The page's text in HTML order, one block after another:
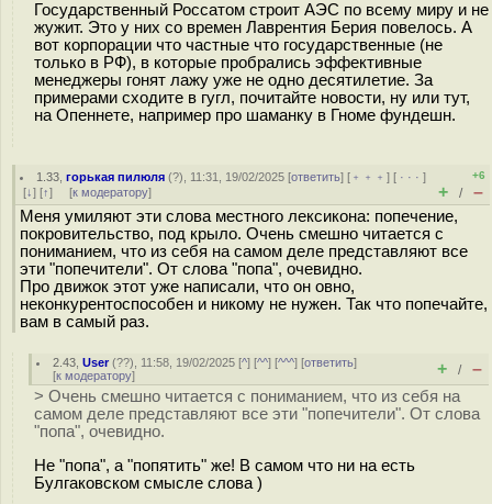
Государственный Россатом строит АЭС по всему миру и не
жужит. Это у них со времен Лаврентия Берия повелось. А
вот корпорации что частные что государственные (не
только в РФ), в которые пробрались эффективные
менеджеры гонят лажу уже не одно десятилетие. За
примерами сходите в гугл, почитайте новости, ну или тут,
на Опеннете, например про шаманку в Гноме фундешн.
1.33 ,горькая пилюля (?), 11:31, 19/02/2025 [ответить] [ ﹢﹢﹢] [ · · ·]
[↓] [↑] [к модератору]
+6
+ / –
Меня умиляют эти слова местного лексикона: попечение,
покровительство, под крыло. Очень смешно читается с
пониманием, что из себя на самом деле представляют все
эти "попечители". От слова "попа", очевидно.
Про движок этот уже написали, что он овно,
неконкурентоспособен и никому не нужен. Так что попечайте,
вам в самый раз.
2.43 ,User(??), 11:58, 19/02/2025 [^] [^^] [^^^] [ответить]
[к модератору] + / –
> Очень смешно читается с пониманием, что из себя на
самом деле представляют все эти "попечители". От слова
"попа", очевидно.
Не "попа", а "попятить" же! В самом что ни на есть
Булгаковском смысле слова )